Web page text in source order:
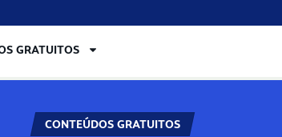
GRATUITOS
CONTEÚDOS GRATUITOS